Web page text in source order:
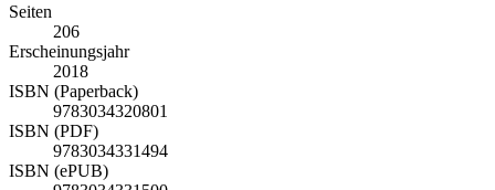
Seiten
206
Erscheinungsjahr
2018
ISBN (Paperback)
9783034320801
ISBN (PDF)
9783034331494
ISBN (ePUB)